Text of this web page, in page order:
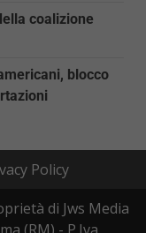
coalizione
blocco
Policy
di Jws Media